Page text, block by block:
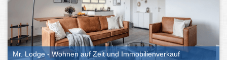
Mr. Lodge - Wohnen auf Zeit und Immobilienverkauf